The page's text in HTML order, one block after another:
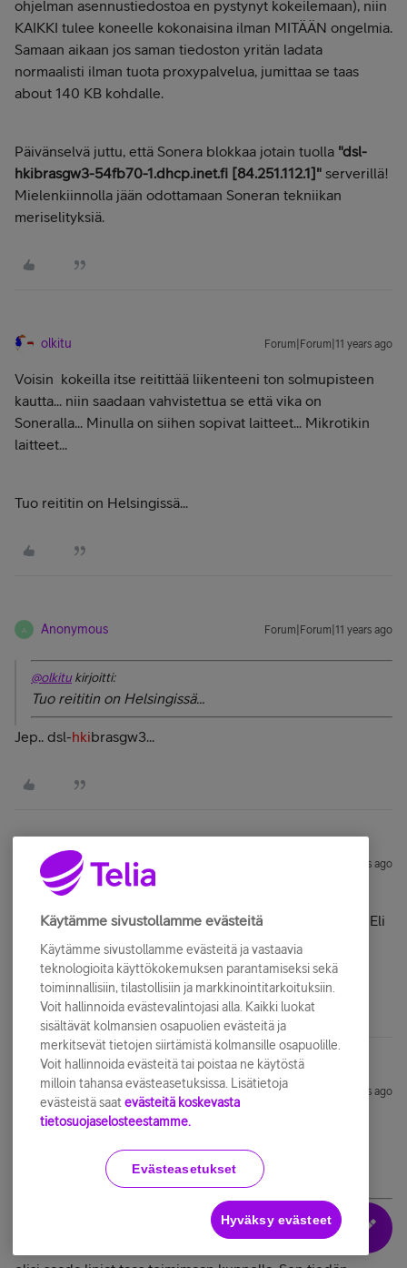
ohjelman asennustiedostoa en pystynyt kokeilemaan), niin
KAIKKI tulee koneelle kokonaisina ilman MITÄÄN ongelmia.
Samaan aikaan jos saman tiedoston yritän ladata
normaalisti ilman tuota proxypalvelua, jumittaa se taas
about 140 KB kohdalle.
Päivänselvä juttu, että Sonera blokkaa jotain tuolla "dsl-
hkibrasgw3-54fb70-1.dhcp.inet.fi [84.251.112.1]" serverillä!
Mielenkiinnolla jään odottamaan Soneran tekniikan
meriselityksiä.
olkitu Forum|Forum|11 years ago
Voisin kokeilla itse reitittää liikenteeni ton solmupisteen
kautta... niin saadaan vahvistettua se että vika on
Soneralla... Minulla on siihen sopivat laitteet... Mikrotikin
laitteet...
Tuo reititin on Helsingissä...
A Anonymous Forum|Forum|11 years ago
@olkitukirjoitti:
Tuo reititin on Helsingissä...
Jep.. dsl-hkibrasgw3...
olkitu Forum|Forum|11 years ago
Ei ihan onnistunutkaan muuttamaan reititystaulua niin
helposti... Tuo Helsingin reititin on ihan eri aliverkossa... Eli
minun liikenne on pakko mennä täältä toisen reitittimen
kautta...
NikoNo Forum|Forum|11 years ago
Päivänselvä juttu, että Sonera blokkaa jotain tuolla
Mielenkiinnolla jään odottamaan Soneran tekniikan
meriselityksiä.
Käytämme sivustollamme evästeitä
Käytämme sivustollamme evästeitä ja vastaavia
teknologioita käyttökokemuksen parantamiseksi sekä
toiminnallisiin, tilastollisiin ja markkinointitarkoituksiin.
Voit hallinnoida evästevalintojasi alla. Kaikki luokat
sisältävät kolmansien osapuolien evästeitä ja
merkitsevät tietojen siirtämistä kolmansille osapuolille.
Voit hallinnoida evästeitä tai poistaa ne käytöstä
milloin tahansa evästeasetuksissa. Lisätietoja
evästeistä saat evästeitä koskevasta
tietosuojaselosteestamme.
Evästeasetukset
Hyväksy evästeet